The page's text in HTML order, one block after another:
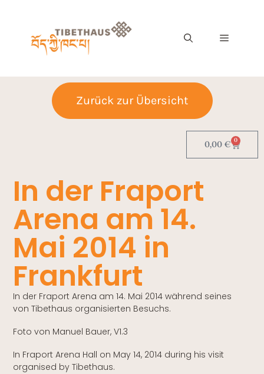
Zurück zur Übersicht
0,00 € 0
In der Fraport
Arena am 14.
Mai 2014 in
Frankfurt
In der Fraport Arena am 14. Mai 2014 während seines
von Tibethaus organisierten Besuchs.
Foto von Manuel Bauer, V1.3
In Fraport Arena Hall on May 14, 2014 during his visit
organised by Tibethaus.